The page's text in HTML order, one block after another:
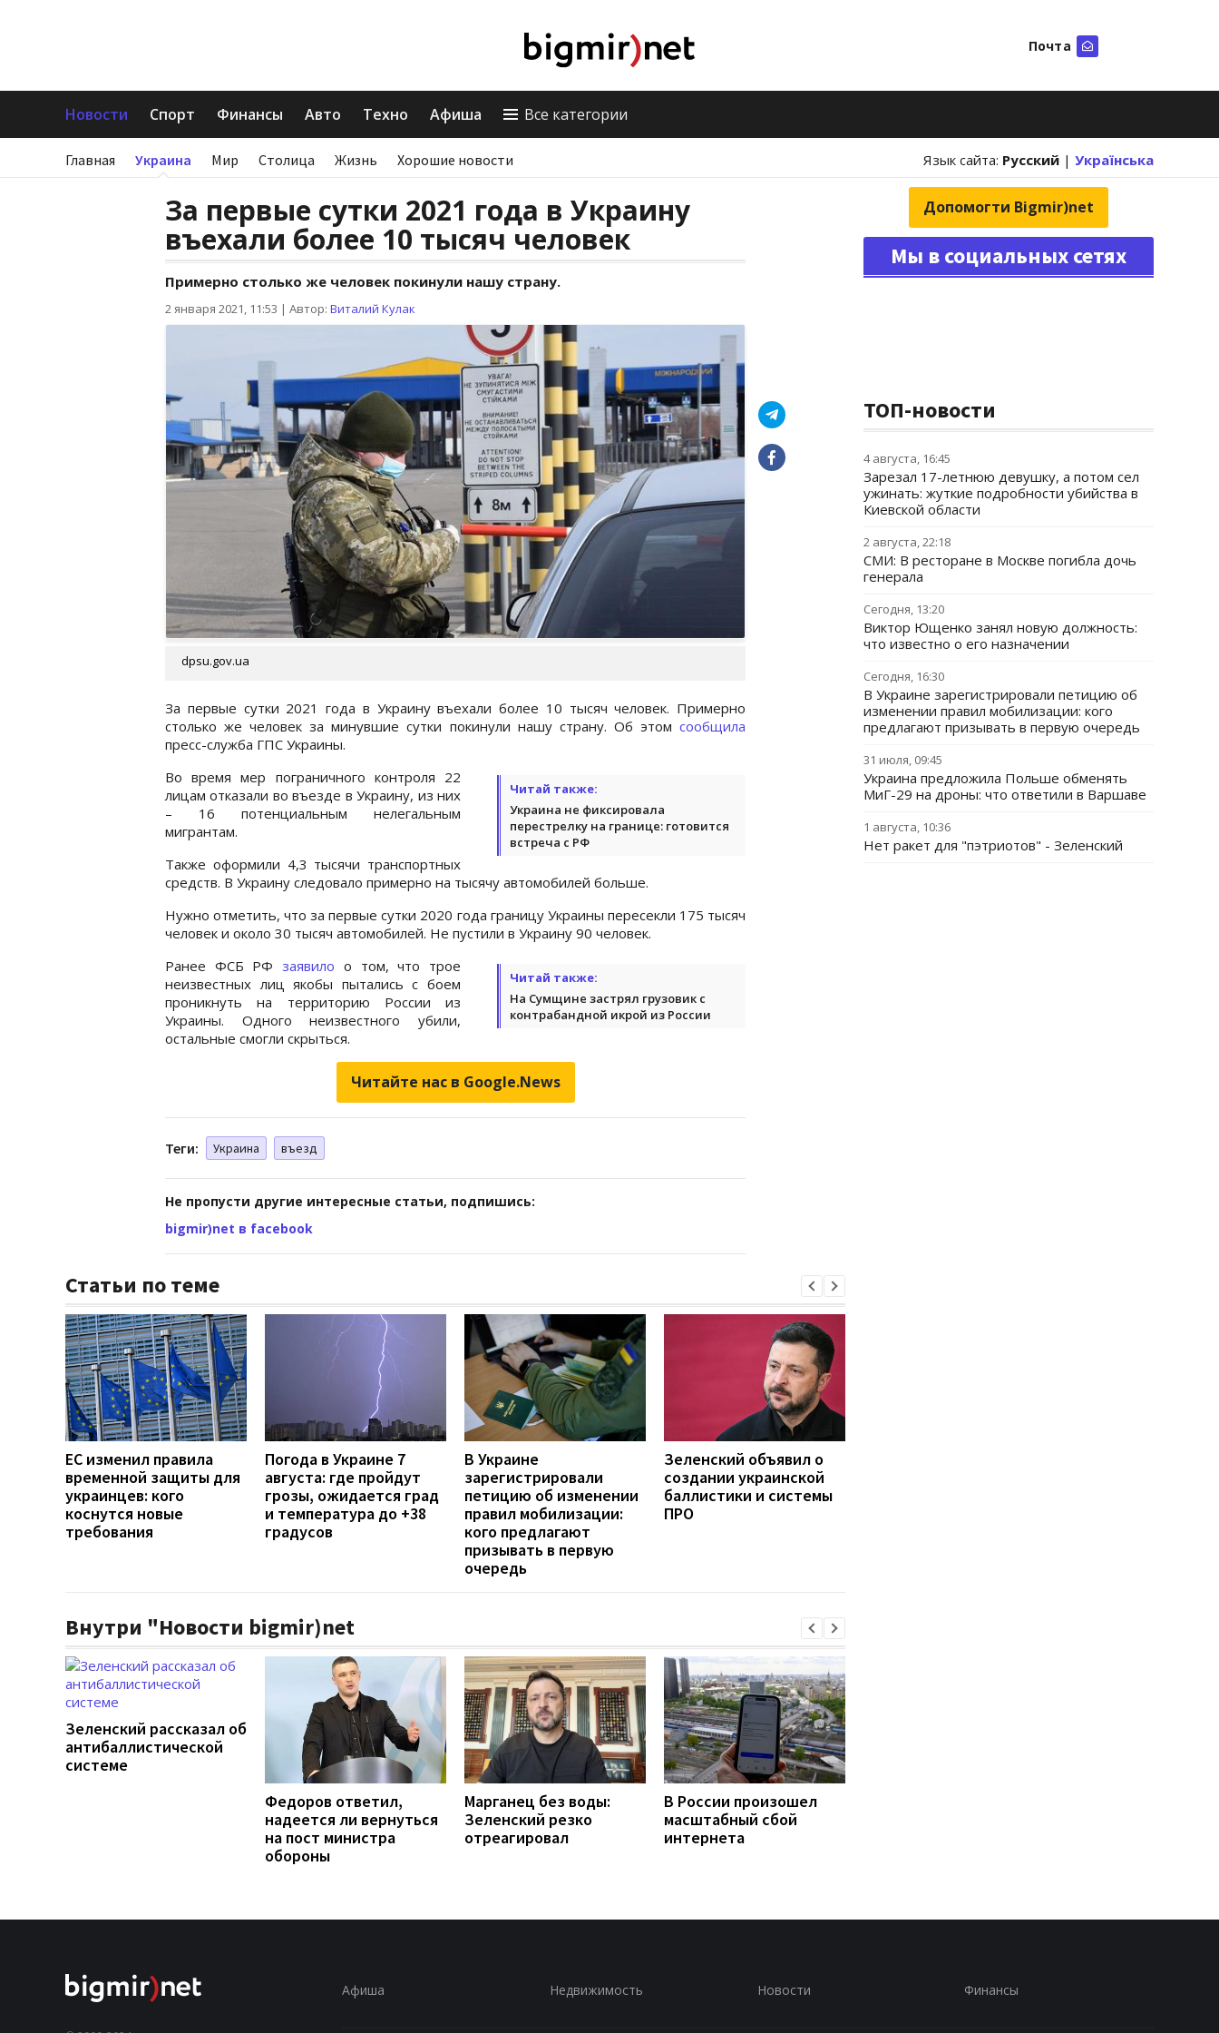
Почта
Новости Спорт Финансы Авто Техно Афиша Все категории
Главная Украина Мир Столица Жизнь Хорошие новости Язык сайта: Русский | Українська
За первые сутки 2021 года в Украину
въехали более 10 тысяч человек
Примерно столько же человек покинули нашу страну.
2 января 2021, 11:53 | Автор: Виталий Кулак
dpsu.gov.ua
За первые сутки 2021 года в Украину въехали более 10 тысяч человек. Примерно
столько же человек за минувшие сутки покинули нашу страну. Об этом сообщила
пресс-служба ГПС Украины.
Читай также:
Украина не фиксировала
перестрелку на границе: готовится
встреча с РФ
Во время мер пограничного контроля 22
лицам отказали во въезде в Украину, из них
– 16 потенциальным нелегальным
мигрантам.
Также оформили 4,3 тысячи транспортных
средств. В Украину следовало примерно на тысячу автомобилей больше.
Нужно отметить, что за первые сутки 2020 года границу Украины пересекли 175 тысяч
человек и около 30 тысяч автомобилей. Не пустили в Украину 90 человек.
Читай также:
На Сумщине застрял грузовик с
контрабандной икрой из России
Ранее ФСБ РФзаявило о том, что трое
неизвестных лиц якобы пытались с боем
проникнуть на территорию России из
Украины. Одного неизвестного убили,
остальные смогли скрыться.
Читайте нас в Google.News
Теги: Украина въезд
Не пропусти другие интересные статьи, подпишись:
bigmir)net в facebook
Статьи по теме
ЕС изменил правила
временной защиты для
украинцев: кого
коснутся новые
требования
Погода в Украине 7
августа: где пройдут
грозы, ожидается град
и температура до +38
градусов
В Украине
зарегистрировали
петицию об изменении
правил мобилизации:
кого предлагают
призывать в первую
очередь
Зеленский объявил о
создании украинской
баллистики и системы
ПРО
Внутри "Новости bigmir)net
Зеленский рассказал об
антибаллистической
системе
Федоров ответил,
надеется ли вернуться
на пост министра
обороны
Марганец без воды:
Зеленский резко
отреагировал
В России произошел
масштабный сбой
интернета
Допомогти Bigmir)net
Мы в социальных сетях
ТОП-новости
4 августа, 16:45
Зарезал 17-летнюю девушку, а потом сел
ужинать: жуткие подробности убийства в
Киевской области
2 августа, 22:18
СМИ: В ресторане в Москве погибла дочь
генерала
Сегодня, 13:20
Виктор Ющенко занял новую должность:
что известно о его назначении
Сегодня, 16:30
В Украине зарегистрировали петицию об
изменении правил мобилизации: кого
предлагают призывать в первую очередь
31 июля, 09:45
Украина предложила Польше обменять
МиГ-29 на дроны: что ответили в Варшаве
1 августа, 10:36
Нет ракет для "пэтриотов" - Зеленский
Афиша Недвижимость Новости Финансы